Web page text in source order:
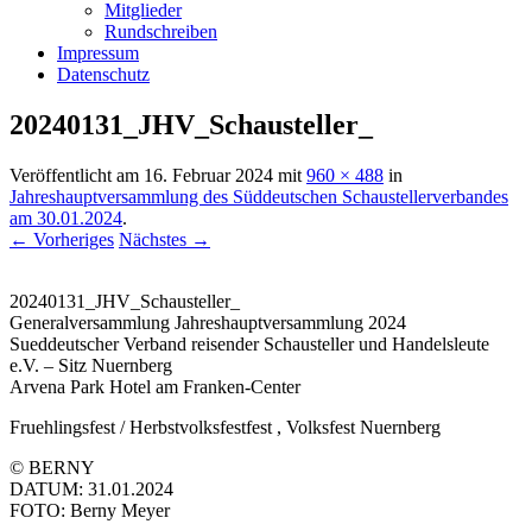
Mitglieder
Rundschreiben
Impressum
Datenschutz
20240131_JHV_Schausteller_
Veröffentlicht am 16. Februar 2024 mit 960 × 488 in
Jahreshauptversammlung des Süddeutschen Schaustellerverbandes
am 30.01.2024.
← Vorheriges Nächstes →
20240131_JHV_Schausteller_
Generalversammlung Jahreshauptversammlung 2024
Sueddeutscher Verband reisender Schausteller und Handelsleute
e.V. – Sitz Nuernberg
Arvena Park Hotel am Franken-Center
Fruehlingsfest / Herbstvolksfestfest , Volksfest Nuernberg
© BERNY
DATUM: 31.01.2024
FOTO: Berny Meyer